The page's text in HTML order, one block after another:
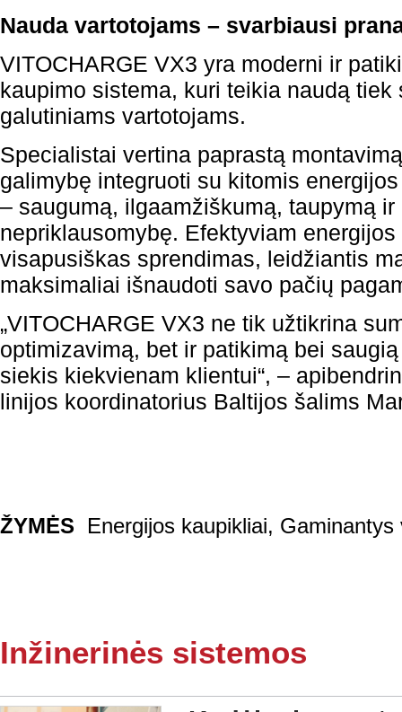
Nauda vartotojams – svarbiausi
VITOCHARGE VX3 yra moderni ir
kaupimo sistema, kuri teikia naudą
galutiniams vartotojams.
Specialistai vertina paprastą
galimybę integruoti su kitomis
– saugumą, ilgaamžiškumą, taupymą ir
nepriklausomybę. Efektyviam
visapusiškas sprendimas, leidžiantis
maksimaliai išnaudoti savo pačių
„VITOCHARGE VX3 ne tik užtikrina
optimizavimą, bet ir patikimą bei
siekis kiekvienam klientui“, –
linijos koordinatorius Baltijos šalims
ŽYMĖS Energijos kaupikliai, Gaminantys
Inžinerinės sistemos